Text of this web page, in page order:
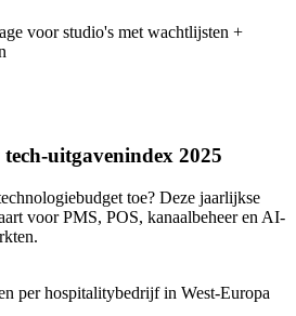
voor studio's met wachtlijsten +
uitgavenindex 2025
toe? Deze jaarlijkse
voor PMS, POS, kanaalbeheer en AI-
per hospitalitybedrijf in West-Europa